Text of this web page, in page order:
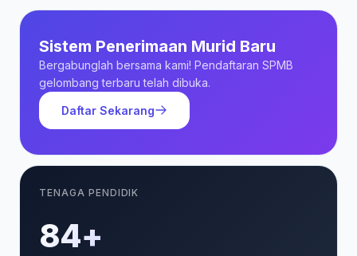
Sistem Penerimaan Murid Baru
Bergabunglah bersama kami! Pendaftaran SPMB
gelombang terbaru telah dibuka.
Daftar Sekarang
TENAGA PENDIDIK
85+